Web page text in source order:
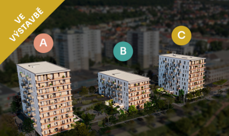
O PROJEKTU
Proč TRIO Radotín
FAQ sekce
Novinky
Postup koupě a financování
LOKALITA
CENÍK